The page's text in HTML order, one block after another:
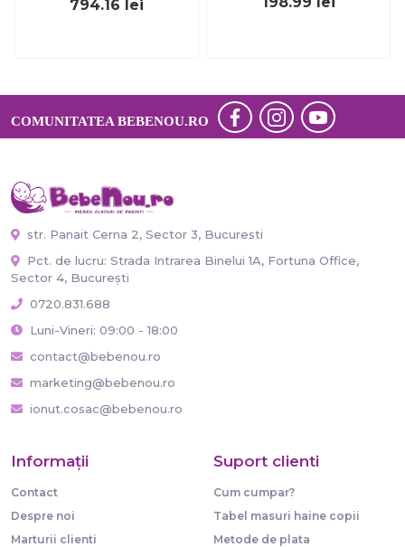
794.16 lei
COMUNITATEA BEBENOU.RO
str. Panait Cerna 2, Sector 3, Bucuresti
Pct. de lucru: Strada Intrarea Binelui 1A, Fortuna Office,
Sector 4, București
0720.831.688
Luni-Vineri: 09:00 - 18:00
contact@bebenou.ro
marketing@bebenou.ro
ionut.cosac@bebenou.ro
Informaţii
Contact
Despre noi
Marturii clienti
Suport clienti
Cum cumpar?
Tabel masuri haine copii
Metode de plata